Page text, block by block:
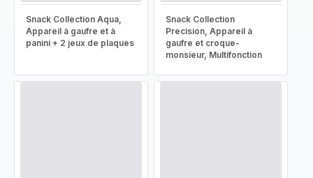
Snack Collection Aqua,
Appareil à gaufre et à
panini + 2 jeux de plaques
Snack Collection
Precision, Appareil à
gaufre et croque-
monsieur, Multifonction